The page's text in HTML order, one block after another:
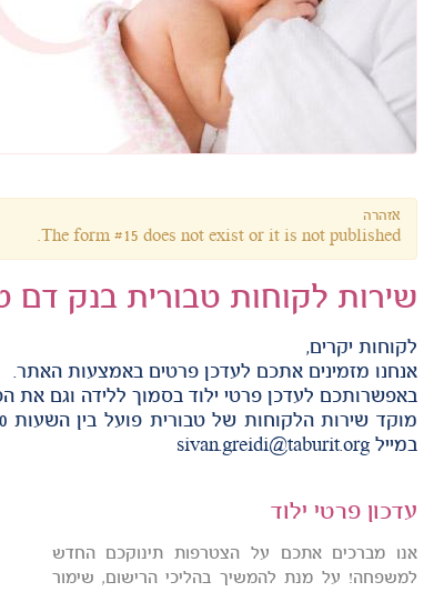
אזהרה
The form #15 does not exist or it is not published.
שירות לקוחות טבורית בנק דם
לקוחות יקרים,
אנחנו מזמינים אתכם לעדכן פרטים באמצעות האתר.
באפשרותכם לעדכן פרטי ילוד בסמוך ללידה וגם
במייל sivan.greidi@taburit.org
עדכון פרטי ילוד
אנו מברכים אתכם על הצטרפות תינוקכם החדש
למשפחה! על מנת להמשיך בהליכי הרישום, שימור